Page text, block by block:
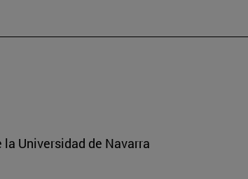
Universidad de Navarra